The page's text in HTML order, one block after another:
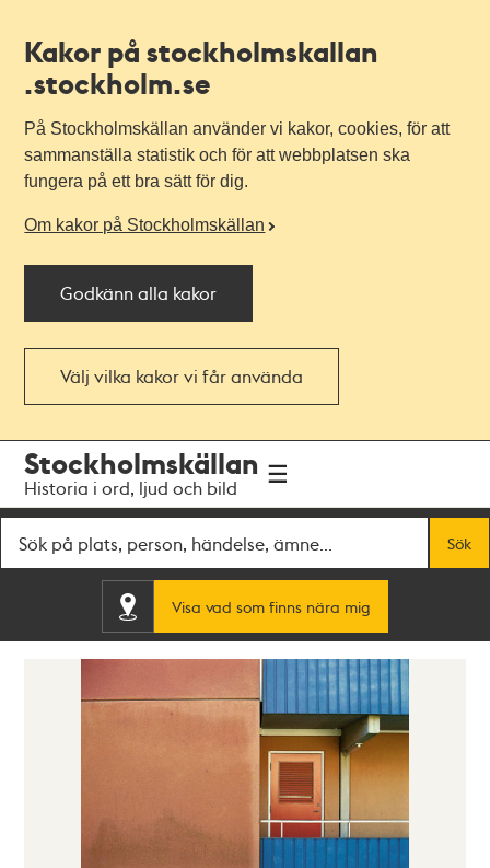
Kakor på stockholmskallan
.stockholm.se
På Stockholmskällan använder vi kakor, cookies, för att
sammanställa statistik och för att webbplatsen ska
fungera på ett bra sätt för dig.
Om kakor på Stockholmskällan
Godkänn alla kakor
Välj vilka kakor vi får använda
navigationen
huvudinnehållet
Stockholmskällan
Historia i ord, ljud och bild
Sök
Visa vad som finns nära mig